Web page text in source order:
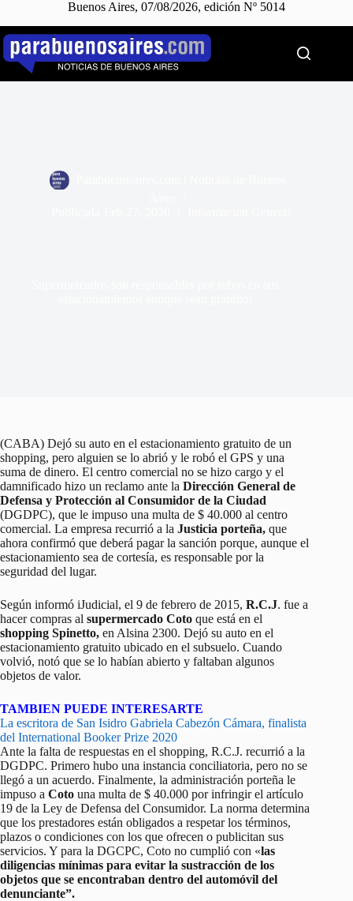
Buenos Aires, 07/08/2026, edición Nº 5014
Saltar
contenido
(CABA) Dejó su auto en el estacionamiento gratuito de un
shopping, pero alguien se lo abrió y le robó el GPS y una
suma de dinero. El centro comercial no se hizo cargo y el
damnificado hizo un reclamo ante la Dirección General de
Defensa y Protección al Consumidor de la Ciudad
(DGDPC), que le impuso una multa de $ 40.000 al centro
comercial. La empresa recurrió a la Justicia porteña, que
ahora confirmó que deberá pagar la sanción porque, aunque el
estacionamiento sea de cortesía, es responsable por la
seguridad del lugar.
Según informó iJudicial, el 9 de febrero de 2015, R.C.J. fue a
hacer compras al supermercado Coto que está en el
shopping Spinetto, en Alsina 2300. Dejó su auto en el
estacionamiento gratuito ubicado en el subsuelo. Cuando
volvió, notó que se lo habían abierto y faltaban algunos
objetos de valor.
TAMBIEN PUEDE INTERESARTE
La escritora de San Isidro Gabriela Cabezón Cámara, finalista
del International Booker Prize 2020
Ante la falta de respuestas en el shopping, R.C.J. recurrió a la
DGDPC. Primero hubo una instancia conciliatoria, pero no se
llegó a un acuerdo. Finalmente, la administración porteña le
impuso a Coto una multa de $ 40.000 por infringir el artículo
19 de la Ley de Defensa del Consumidor. La norma determina
que los prestadores están obligados a respetar los términos,
plazos o condiciones con los que ofrecen o publicitan sus
servicios. Y para la DGCPC, Coto no cumplió con «las
diligencias mínimas para evitar la sustracción de los
objetos que se encontraban dentro del automóvil del
denunciante”.